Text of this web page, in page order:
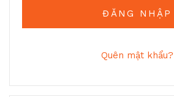
ĐĂNG NHẬP
Quên mật khẩu?